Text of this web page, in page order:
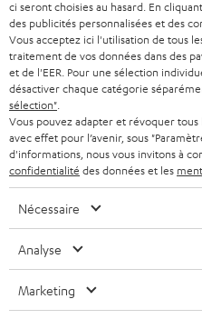
l
e
t
t
e
r
CASQUES AUDIO
CASQUES BLUETOOTH AUDIO
SYSTEMES COMPLETS
ENCEINTES
ULTIMA
ÉCOUTEURS INTRA-AURICULAIRES
FANSHOP
NOUVEAUTÉS
NEWSLETTER
MAGASINS
AVANTAGES D’ACHAT
L’HISTOIRE DE TEUFEL
PAYS-BAS
BELGIQUE
FRANCE
POLOGNE
ITALIE
Sous réserve de modifications
erreurs. Les accessoires figurant sur
ci seront choisies au hasard. En
des publicités personnalisées et des
Vous acceptez ici l'utilisation de tous
traitement de vos données dans des
et de l'EER. Pour une sélection
désactiver chaque catégorie
sélection"
Vous pouvez adapter et révoquer
avec effet pour l’avenir, sous
d'informations, nous vous invitons à
confidentialité des données et les
Nécessaire
Analyse
Marketing